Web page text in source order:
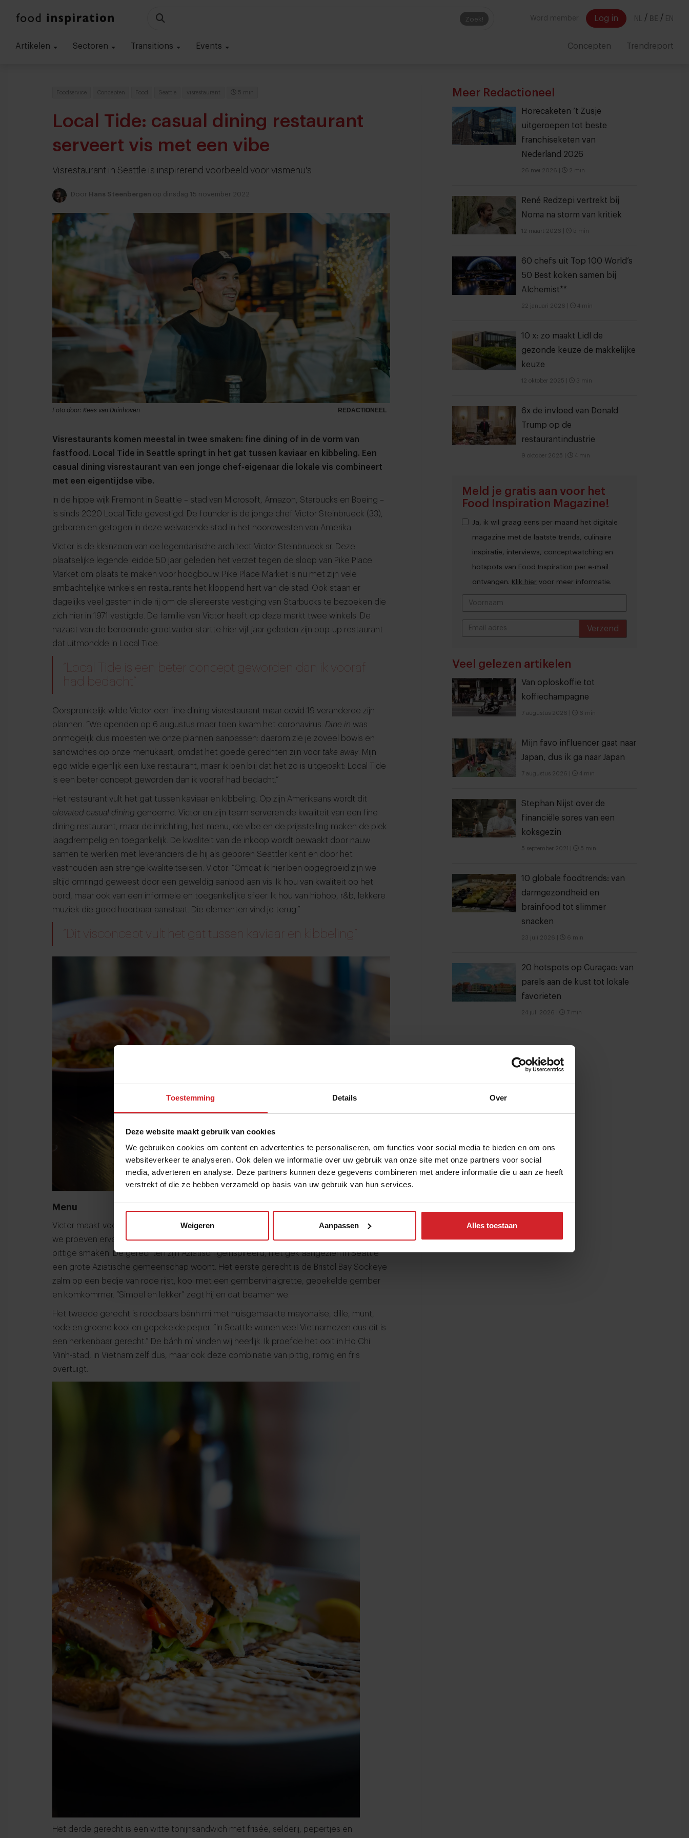
Toestemming Details Over
Deze website maakt gebruik van cookies
We gebruiken cookies om content en advertenties te personaliseren, om functies voor social media te bieden en om ons
websiteverkeer te analyseren. Ook delen we informatie over uw gebruik van onze site met onze partners voor social
media, adverteren en analyse. Deze partners kunnen deze gegevens combineren met andere informatie die u aan ze heeft
verstrekt of die ze hebben verzameld op basis van uw gebruik van hun services.
Weigeren Aanpassen Alles toestaan
Zoek! Word member Log in NL / BE / EN
Artikelen Sectoren Transitions Events Concepten Trendreport
Foodservice Concepten Food Seattle visrestaurant 5 min
Local Tide: casual dining restaurant
serveert vis met een vibe
Visrestaurant in Seattle is inspirerend voorbeeld voor vismenu's
Door Hans Steenbergen op dinsdag 15 november 2022
REDACTIONEEL
Foto door: Kees van Duinhoven
Visrestaurants komen meestal in twee smaken: fine dining of in de vorm van
fastfood. Local Tide in Seattle springt in het gat tussen kaviaar en kibbeling. Een
casual dining visrestaurant van een jonge chef-eigenaar die lokale vis combineert
met een eigentijdse vibe.
In de hippe wijk Fremont in Seattle – stad van Microsoft, Amazon, Starbucks en Boeing –
is sinds 2020 Local Tide gevestigd. De founder is de jonge chef Victor Steinbrueck (33),
geboren en getogen in deze welvarende stad in het noordwesten van Amerika.
Victor is de kleinzoon van de legendarische architect Victor Steinbrueck sr. Deze
plaatselijke legende leidde 50 jaar geleden het verzet tegen de sloop van Pike Place
Market om plaats te maken voor hoogbouw. Pike Place Market is nu met zijn vele
ambachtelijke winkels en restaurants het kloppend hart van de stad. Ook staan er
dagelijks veel gasten in de rij om de allereerste vestiging van Starbucks te bezoeken die
zich hier in 1971 vestigde. De familie van Victor heeft op deze markt twee winkels. De
nazaat van de beroemde grootvader startte hier vijf jaar geleden zijn pop-up restaurant
dat uitmondde in Local Tide.
“Local Tide is een beter concept geworden dan ik vooraf
had bedacht”
Oorspronkelijk wilde Victor een fine dining visrestaurant maar covid-19 veranderde zijn
plannen. “We openden op 6 augustus maar toen kwam het coronavirus. Dine in was
onmogelijk dus moesten we onze plannen aanpassen: daarom zie je zoveel bowls en
sandwiches op onze menukaart, omdat het goede gerechten zijn voor take away . Mijn
ego wilde eigenlijk een luxe restaurant, maar ik ben blij dat het zo is uitgepakt: Local Tide
is een beter concept geworden dan ik vooraf had bedacht.”
Het restaurant vult het gat tussen kaviaar en kibbeling. Op zijn Amerikaans wordt dit
elevated casual dining genoemd. Victor en zijn team serveren de kwaliteit van een fine
dining restaurant, maar de inrichting, het menu, de vibe en de prijsstelling maken de plek
laagdrempelig en toegankelijk. De kwaliteit van de inkoop wordt bewaakt door nauw
samen te werken met leveranciers die hij als geboren Seattler kent en door het
vasthouden aan strenge kwaliteitseisen. Victor: “Omdat ik hier ben opgegroeid zijn we
altijd omringd geweest door een geweldig aanbod aan vis. Ik hou van kwaliteit op het
bord, maar ook van een informele en toegankelijke sfeer. Ik hou van hiphop, r&b, lekkere
muziek die goed hoorbaar aanstaat. Die elementen vind je terug.”
“Dit visconcept vult het gat tussen kaviaar en kibbeling”
Menu
Victor maakt voor Food Inspiration een aantal van zijn gerechten klaar. Hij licht ze toe en
we proeven ervan. Opvallend is dat de vis wordt gecombineerd met frisse, romige en
pittige smaken. De gerechten zijn Aziatisch geïnspireerd, niet gek aangezien in Seattle
een grote Aziatische gemeenschap woont. Het eerste gerecht is de Bristol Bay Sockeye
zalm op een bedje van rode rijst, kool met een gembervinaigrette, gepekelde gember
en komkommer. “Simpel en lekker” zegt hij en dat beamen we.
Het tweede gerecht is roodbaars bánh mì met huisgemaakte mayonaise, dille, munt,
rode en groene kool en gepekelde peper. “In Seattle wonen veel Vietnamezen dus dit is
een herkenbaar gerecht.” De bánh mì vinden wij heerlijk. Ik proefde het ooit in Ho Chi
Minh-stad, in Vietnam zelf dus, maar ook deze combinatie van pittig, romig en fris
overtuigt.
Het derde gerecht is een witte tonijnsandwich met frisée, selderij, pepertjes en
Meer Redactioneel
Horecaketen ‘t Zusje
uitgeroepen tot beste
franchiseketen van
Nederland 2026
26 mei 2026 2 min
René Redzepi vertrekt bij
Noma na storm van kritiek
12 maart 2026 5 min
60 chefs uit Top 100 World’s
50 Best koken samen bij
Alchemist**
22 januari 2026 4 min
10 x: zo maakt Lidl de
gezonde keuze de makkelijke
keuze
12 oktober 2025 3 min
6x de invloed van Donald
Trump op de
restaurantindustrie
9 oktober 2025 4 min
Meld je gratis aan voor het
Food Inspiration Magazine!
Ja, ik wil graag eens per maand het digitale
magazine met de laatste trends, culinaire
inspiratie, interviews, conceptwatching en
hotspots van Food Inspiration per e-mail
ontvangen. Klik hier voor meer informatie.
Verzend
Veel gelezen artikelen
Van oploskoffie tot
koffiechampagne
7 augustus 2026 6 min
Mijn favo influencer gaat naar
Japan, dus ik ga naar Japan
7 augustus 2026 4 min
Stephan Nijst over de
financiële sores van een
koksgezin
5 september 2021 5 min
10 globale foodtrends: van
darmgezondheid en
brainfood tot slimmer
snacken
23 juli 2026 6 min
20 hotspots op Curaçao: van
parels aan de kust tot lokale
favorieten
24 juli 2026 7 min